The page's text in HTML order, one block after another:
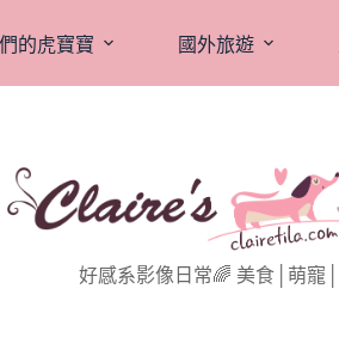
的虎寶寶 國外旅遊
好感系影像日常🌈 美食│萌寵